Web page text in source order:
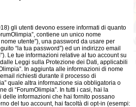
gli utenti devono essere informati di quanto
contiene un unico nome
utente”), una password da usare per
“la tua password”) ed un indirizzo email
Le tue informazioni relative al tuo account su
Leggi sulla Protezione dei Dati, applicabili
In aggiunta alle informazioni di nome
richiesti durante il processo di
quale altra informazione sia obbligatoria o
di “ForumOlimpia”. In tutti i casi, hai la
informazioni che hai fornito possano
del tuo account, hai facoltà di opt-in (esempi: